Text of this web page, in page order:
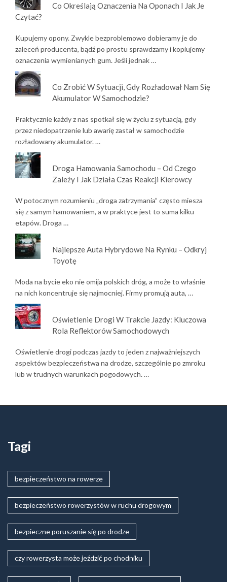
Co Określają Oznaczenia Na Oponach I Jak Je
Czytać?
Kupujemy opony. Zwykle bezproblemowo dobieramy je do
zaleceń producenta, bądź po prostu sprawdzamy i kopiujemy
oznaczenia wymienianych gum. Jeśli jednak …
Co Zrobić W Sytuacji, Gdy Rozładował Nam Się
Akumulator W Samochodzie?
Praktycznie każdy z nas spotkał się w życiu z sytuacją, gdy
przez niedopatrzenie lub awarię zastał w samochodzie
rozładowany akumulator. …
Droga Hamowania Samochodu – Od Czego
Zależy I Jak Działa Czas Reakcji Kierowcy
W potocznym rozumieniu „droga zatrzymania” często miesza
się z samym hamowaniem, a w praktyce jest to suma kilku
etapów. Droga …
Najlepsze Auta Hybrydowe Na Rynku – Odkryj
Toyotę
Moda na bycie eko nie omija polskich dróg, a może to właśnie
na nich koncentruje się najmocniej. Firmy promują auta, …
Oświetlenie Drogi W Trakcie Jazdy: Kluczowa
Rola Reflektorów Samochodowych
Oświetlenie drogi podczas jazdy to jeden z najważniejszych
aspektów bezpieczeństwa na drodze, szczególnie po zmroku
lub w trudnych warunkach pogodowych. …
Tagi
bezpieczeństwo na rowerze
bezpieczeństwo rowerzystów w ruchu drogowym
bezpieczne poruszanie się po drodze
czy rowerzysta może jeździć po chodniku